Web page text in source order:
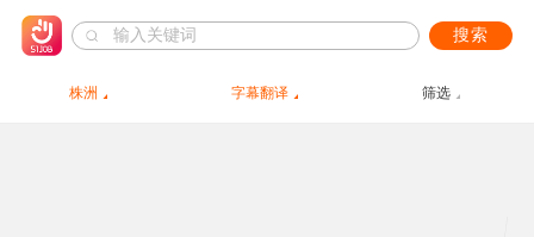
搜索
株洲 字幕翻译 筛选